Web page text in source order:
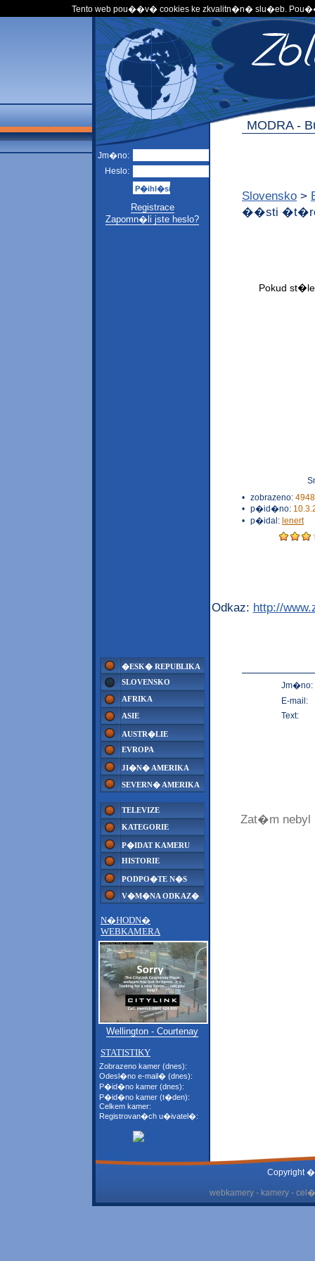
Tento web pou��v� cookies ke zkvalitn�n� slu�eb.
Jm�no:
Heslo:
Registrace
Zapomn�li jste heslo?
�ESK� REPUBLIKA
SLOVENSKO
AFRIKA
ASIE
AUSTR�LIE
EVROPA
JI�N� AMERIKA
SEVERN� AMERIKA
TELEVIZE
KATEGORIE
P�IDAT KAMERU
HISTORIE
PODPO�TE N�S
V�M�NA ODKAZ�
N�HODN�
WEBKAMERA
Wellington - Courtenay
STATISTIKY
Zobrazeno kamer (dnes):
Odesl�no e-mail� (dnes):
P�id�no kamer (dnes):
P�id�no kamer (t�den):
Celkem kamer:
Registrovan�ch u�ivatel�:
MODRA -
Slovensko >
��sti
• zobrazeno:
• p�id�no:
• p�idal: lenert
Odkaz: http://
Jm�no:
E-mail:
Text:
Zat�m
Copyright
webkamery - kamery -